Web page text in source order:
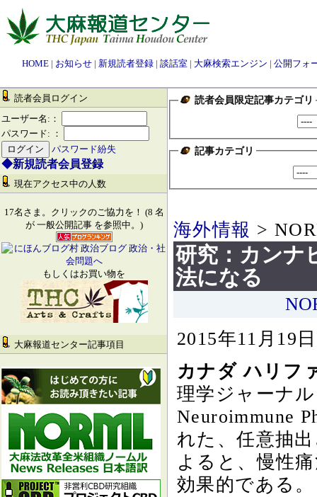
HOME | お知らせ | 新規読者登録 | 談話室 | 大麻検索エンジン | 公開フォ
読者会員ログイン
ユーザー名:：
パスワード: ：
パスワード紛失
◆新規読者会員登録
現在アクセス中の人数
17名さま。クリックのご協力を！ (8 名
が 一般公開記事 を参照中。)
もしくはお買い物を
大麻報道センター記事項目
読者会員限定記事カテゴリ
記事カテゴリ
海外情報 >
研究：カンナ
法になる
2015年11月19
カナダ ハリフ
理学ジャーナ
Neuroimmune
れた、任意抽
よると、慢性
効果的である。